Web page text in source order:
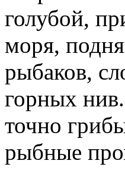
голубой,
моря,
рыбаков,
горных
точно
рыбные